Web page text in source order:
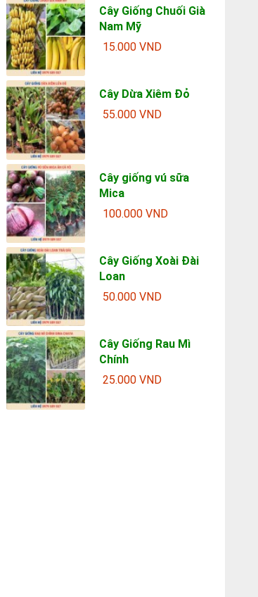
Cây Giống Chuối Già
Nam Mỹ
15.000 VND
Cây Dừa Xiêm Đỏ
55.000 VND
Cây giống vú sữa
Mica
100.000 VND
Cây Giống Xoài Đài
Loan
50.000 VND
Cây Giống Rau Mì
Chính
25.000 VND